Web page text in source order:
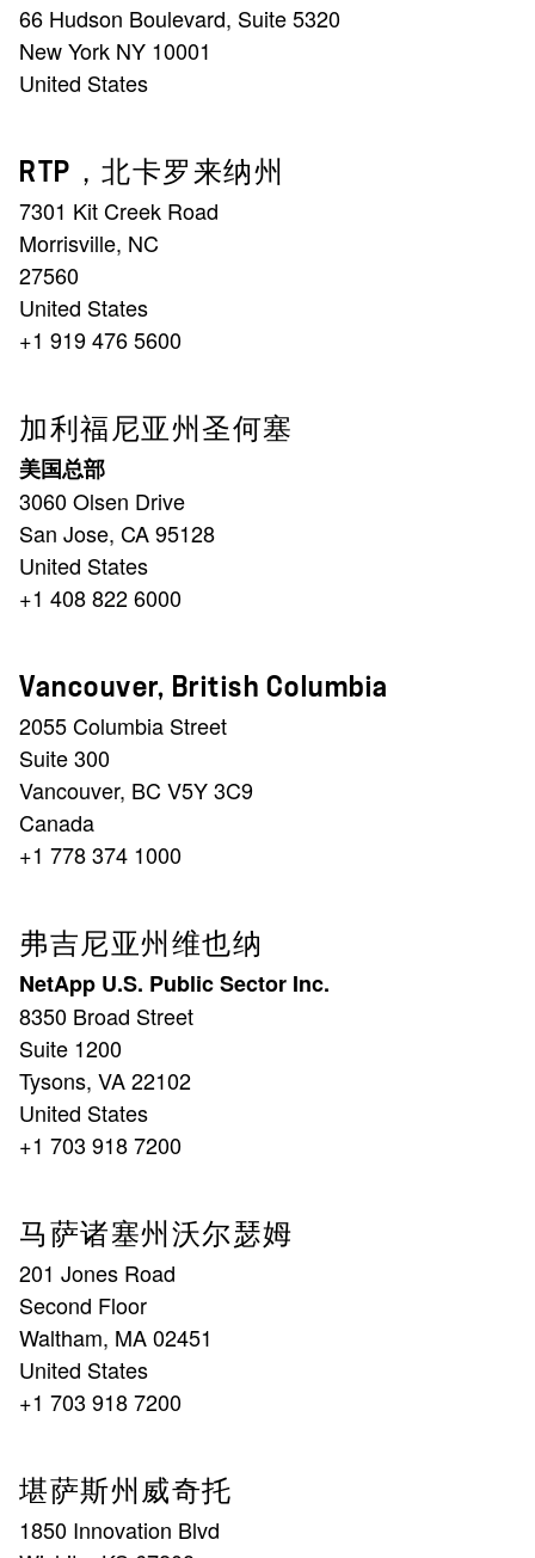
66 Hudson Boulevard, Suite 5320
New York NY 10001
United States
RTP，北卡罗来纳州
7301 Kit Creek Road
Morrisville, NC
27560
United States
+1 919 476 5600
加利福尼亚州圣何塞
美国总部
3060 Olsen Drive
San Jose, CA 95128
United States
+1 408 822 6000
Vancouver, British Columbia
2055 Columbia Street
Suite 300
Vancouver, BC V5Y 3C9
Canada
+1 778 374 1000
弗吉尼亚州维也纳
NetApp U.S. Public Sector Inc.
8350 Broad Street
Suite 1200
Tysons, VA 22102
United States
+1 703 918 7200
马萨诸塞州沃尔瑟姆
201 Jones Road
Second Floor
Waltham, MA 02451
United States
+1 703 918 7200
堪萨斯州威奇托
1850 Innovation Blvd